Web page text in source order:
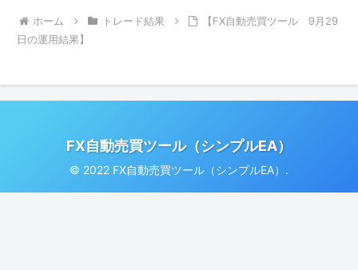
ホーム トレード結果
【FX自動売買ツール 9月29
日の運用結果】
FX自動売買ツール（シンプルEA）
© 2022 FX自動売買ツール（シンプルEA）.